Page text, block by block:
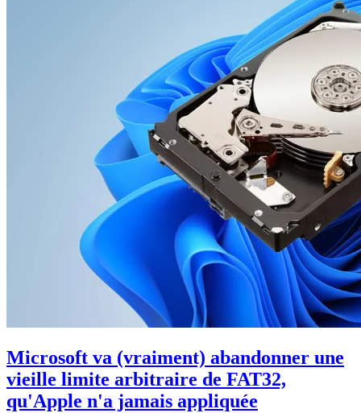
Microsoft va (vraiment) abandonner une
vieille limite arbitraire de FAT32,
qu'Apple n'a jamais appliquée